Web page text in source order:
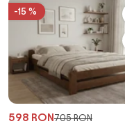
-15 %
598 RON705 RON